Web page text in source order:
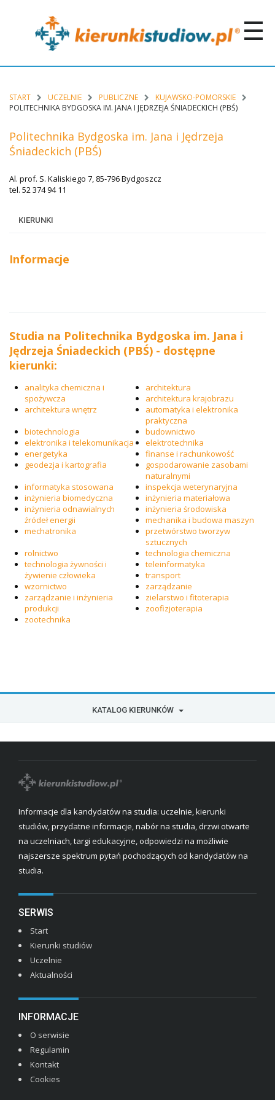
START UCZELNIE PUBLICZNE
KUJAWSKO-POMORSKIE
POLITECHNIKA BYDGOSKA IM. JANA I JĘDRZEJA ŚNIADECKICH (PBŚ)
Politechnika Bydgoska im. Jana i Jędrzeja
Śniadeckich (PBŚ)
Al. prof. S. Kaliskiego 7, 85-796 Bydgoszcz
tel. 52 374 94 11
KIERUNKI
Informacje
Studia na Politechnika Bydgoska im. Jana i
Jędrzeja Śniadeckich (PBŚ) - dostępne
kierunki:
analityka chemiczna i
spożywcza
architektura
architektura krajobrazu
architektura wnętrz
automatyka i elektronika
praktyczna
biotechnologia
budownictwo
elektronika i telekomunikacja
elektrotechnika
energetyka
finanse i rachunkowość
geodezja i kartografia
gospodarowanie zasobami
naturalnymi
informatyka stosowana
inspekcja weterynaryjna
inżynieria biomedyczna
inżynieria materiałowa
inżynieria odnawialnych
źródeł energii
inżynieria środowiska
mechanika i budowa maszyn
mechatronika
przetwórstwo tworzyw
sztucznych
rolnictwo
technologia chemiczna
technologia żywności i
żywienie człowieka
teleinformatyka
transport
wzornictwo
zarządzanie
zarządzanie i inżynieria
produkcji
zielarstwo i fitoterapia
zoofizjoterapia
zootechnika
KATALOG KIERUNKÓW
Informacje dla kandydatów na studia: uczelnie, kierunki
studiów, przydatne informacje, nabór na studia, drzwi otwarte
na uczelniach, targi edukacyjne, odpowiedzi na możliwie
najszersze spektrum pytań pochodzących od kandydatów na
studia.
SERWIS
Start
Kierunki studiów
Uczelnie
Aktualności
INFORMACJE
O serwisie
Regulamin
Kontakt
Cookies